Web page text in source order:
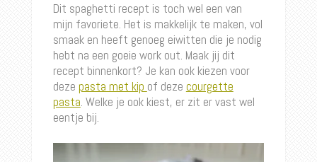
Dit spaghetti recept is toch wel een van
mijn favoriete. Het is makkelijk te maken, vol
smaak en heeft genoeg eiwitten die je nodig
hebt na een goeie work out. Maak jij dit
recept binnenkort? Je kan ook kiezen voor
deze pasta met kip of deze courgette
pasta. Welke je ook kiest, er zit er vast wel
eentje bij.